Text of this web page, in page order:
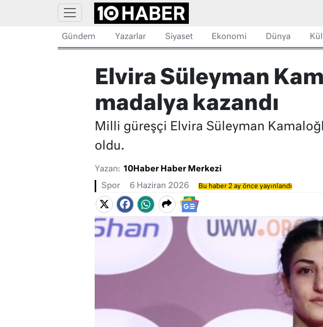
Gündem Yazarlar Siyaset Ekonomi Dünya
Elvira Süleyman
madalya kazandı
Milli güreşçi Elvira Süleyman
oldu.
Yazan: 10Haber Haber Merkezi
Spor 6 Haziran 2026 Bu haber 2 ay önce yayınlandı